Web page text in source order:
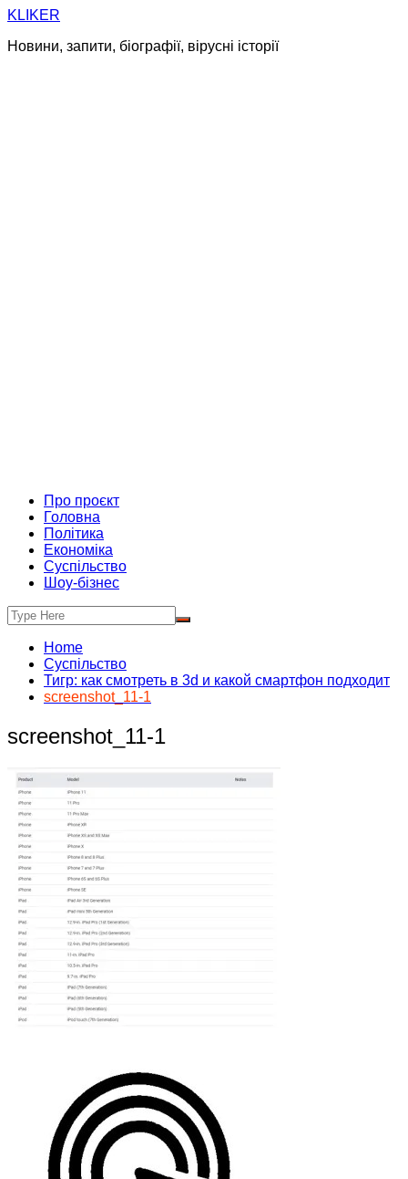
Skip
content
KLIKER
Новини, запити, біографії, вірусні історії
Про проєкт
Головна
Політика
Економіка
Суспільство
Шоу-бізнес
Home
Суспільство
Тигр: как смотреть в 3d и какой смартфон подходит
screenshot_11-1
screenshot_11-1